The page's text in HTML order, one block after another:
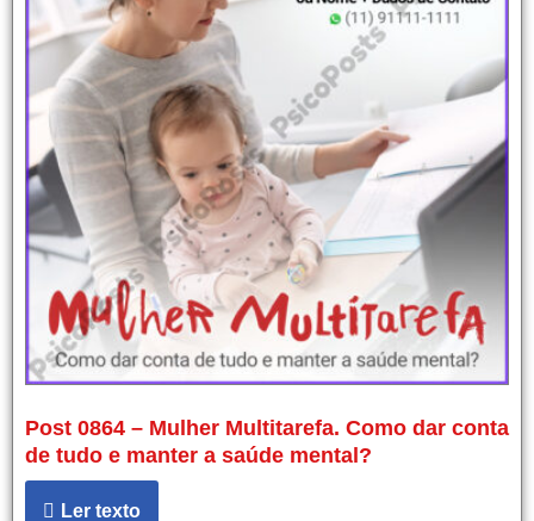
Post 0864 – Mulher Multitarefa. Como dar conta
de tudo e manter a saúde mental?
Ler texto